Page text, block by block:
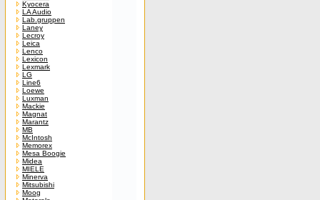
Kyocera
LA Audio
Lab.gruppen
Laney
Lecroy
Leica
Lenco
Lexicon
Lexmark
LG
Line6
Loewe
Luxman
Mackie
Magnat
Marantz
MB
McIntosh
Memorex
Mesa Boogie
Midea
MIELE
Minerva
Mitsubishi
Moog